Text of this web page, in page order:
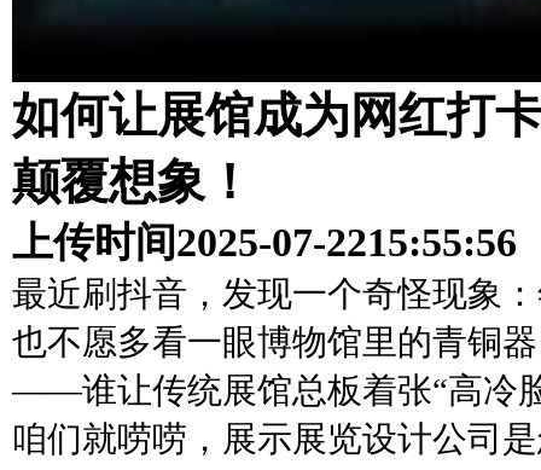
如何让展馆成为网红打
颠覆想象！
上传时间2025-07-2215:55:56
最近刷抖音，发现一个奇怪现象
也不愿多看一眼博物馆里的青铜
——谁让传统展馆总板着张“高冷
咱们就唠唠，展示展览设计公司